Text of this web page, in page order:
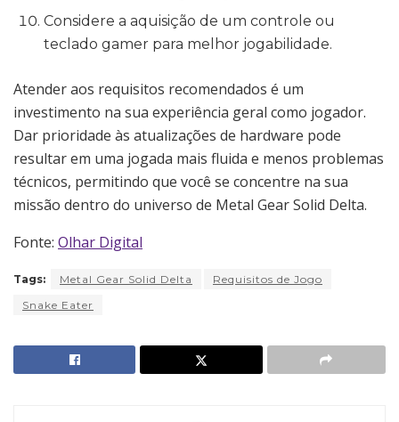
Considere a aquisição de um controle ou
teclado gamer para melhor jogabilidade.
Atender aos requisitos recomendados é um
investimento na sua experiência geral como jogador.
Dar prioridade às atualizações de hardware pode
resultar em uma jogada mais fluida e menos problemas
técnicos, permitindo que você se concentre na sua
missão dentro do universo de Metal Gear Solid Delta.
Fonte: Olhar Digital
Tags: Metal Gear Solid Delta
Requisitos de Jogo
Snake Eater